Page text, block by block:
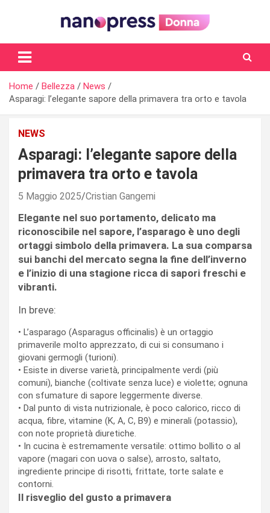
Il magazine femminile di Nanopress.it
Home Bellezza
News
Asparagi: l’elegante sapore della primavera tra orto e tavola
NEWS
Asparagi: l’elegante sapore della
primavera tra orto e tavola
5 Maggio 2025 Cristian Gangemi
Elegante nel suo portamento, delicato ma
riconoscibile nel sapore, l’asparago è uno degli
ortaggi simbolo della primavera. La sua comparsa
sui banchi del mercato segna la fine dell’inverno
e l’inizio di una stagione ricca di sapori freschi e
vibranti.
In breve:
• L’asparago (Asparagus officinalis) è un ortaggio
primaverile molto apprezzato, di cui si consumano i
giovani germogli (turioni).
• Esiste in diverse varietà, principalmente verdi (più
comuni), bianche (coltivate senza luce) e violette; ognuna
con sfumature di sapore leggermente diverse.
• Dal punto di vista nutrizionale, è poco calorico, ricco di
acqua, fibre, vitamine (K, A, C, B9) e minerali (potassio),
con note proprietà diuretiche.
• In cucina è estremamente versatile: ottimo bollito o al
vapore (magari con uova o salse), arrosto, saltato,
ingrediente principe di risotti, frittate, torte salate e
contorni.
Il risveglio del gusto a primavera